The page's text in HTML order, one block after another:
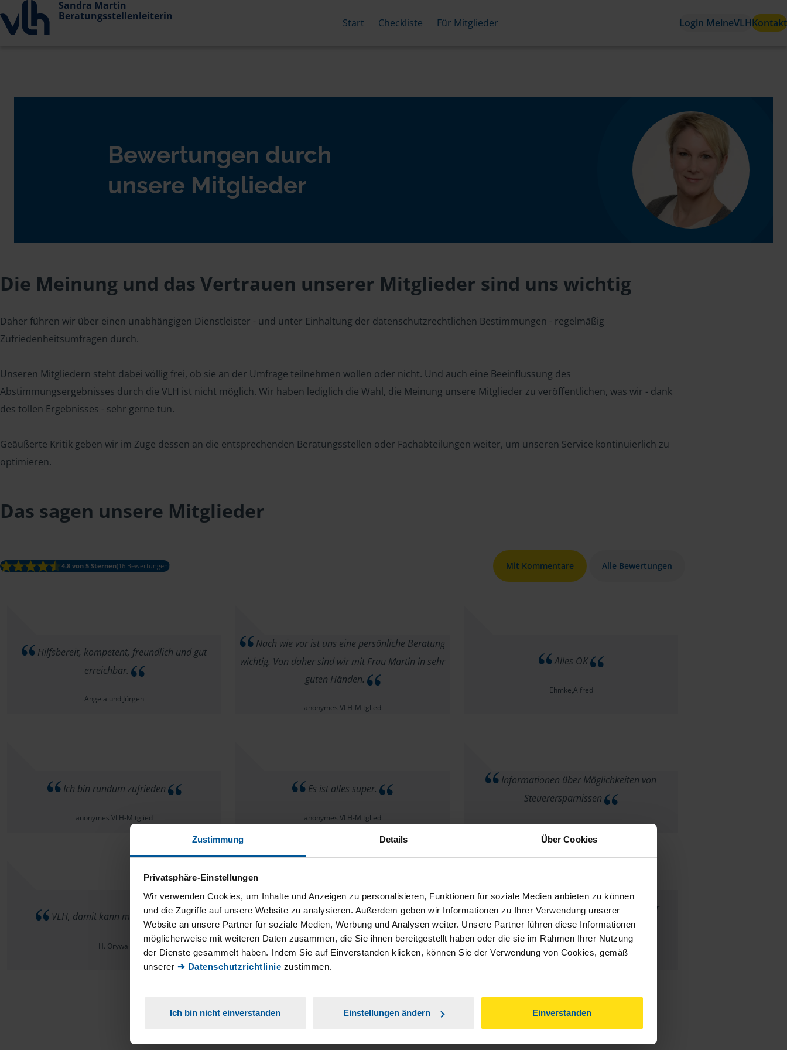
Zustimmung Details Über Cookies
Privatsphäre-Einstellungen
Wir verwenden Cookies, um Inhalte und Anzeigen zu personalisieren, Funktionen für soziale Medien anbieten zu können
und die Zugriffe auf unsere Website zu analysieren. Außerdem geben wir Informationen zu Ihrer Verwendung unserer
Website an unsere Partner für soziale Medien, Werbung und Analysen weiter. Unsere Partner führen diese Informationen
möglicherweise mit weiteren Daten zusammen, die Sie ihnen bereitgestellt haben oder die sie im Rahmen Ihrer Nutzung
der Dienste gesammelt haben. Indem Sie auf Einverstanden klicken, können Sie der Verwendung von Cookies, gemäß
unserer ➔ Datenschutzrichtlinie zustimmen.
Ich bin nicht einverstanden Einstellungen ändern Einverstanden
Sandra Martin
Beratungsstellenleiterin
Start Checkliste Für Mitglieder Login MeineVLHKontakt
Bewertungen durch
unsere Mitglieder
Die Meinung und das Vertrauen unserer Mitglieder sind uns wichtig
Daher führen wir über einen unabhängigen Dienstleister - und unter Einhaltung der datenschutzrechtlichen Bestimmungen - regelmäßig
Zufriedenheitsumfragen durch.
Unseren Mitgliedern steht dabei völlig frei, ob sie an der Umfrage teilnehmen wollen oder nicht. Und auch eine Beeinflussung des
Abstimmungsergebnisses durch die VLH ist nicht möglich. Wir haben lediglich die Wahl, die Meinung unsere Mitglieder zu veröffentlichen, was wir - dank
des tollen Ergebnisses - sehr gerne tun.
Geäußerte Kritik geben wir im Zuge dessen an die entsprechenden Beratungsstellen oder Fachabteilungen weiter, um unseren Service kontinuierlich zu
optimieren.
Das sagen unsere Mitglieder
4.8 von 5 Sternen(16 Bewertungen) Mit Kommentare Alle Bewertungen
Hilfsbereit, kompetent, freundlich und gut
erreichbar.
Angela und Jürgen
Nach wie vor ist uns eine persönliche Beratung
wichtig. Von daher sind wir mit Frau Martin in sehr
guten Händen.
anonymes VLH-Mitglied
Alles OK
Ehmke,Alfred
Ich bin rundum zufrieden
anonymes VLH-Mitglied
Es ist alles super.
anonymes VLH-Mitglied
Informationen über Möglichkeiten von
Steuerersparnissen
anonymes VLH-Mitglied
VLH, damit kann man arbeiten
H. Orywal
Ich habe zur Zeit keine Verbesserungsvorschläge.
Alle Fragen, die ich an unsere Beraterin hatte, wurde
zugig und kompetent beantwortet.
anonymes VLH-Mitglied
Mit Frau Martin bin ich rundherum sehr
zufrieden.
anonymes VLH-Mitglied